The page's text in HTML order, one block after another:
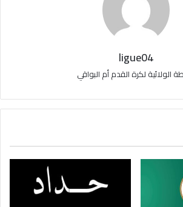
ligue04
الولائية لكرة القدم أم البواقي